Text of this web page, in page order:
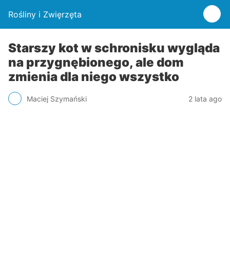
Rośliny i Zwięrzęta
Starszy kot w schronisku wygląda
na przygnębionego, ale dom
zmienia dla niego wszystko
Maciej Szymański 2 lata ago